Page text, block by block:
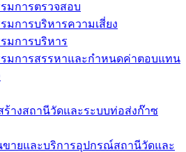
มการตรวจสอบ
มการบริหารความเสี่ยง
มการบริหาร
มการสรรหาและกำหนดค่าตอบแทน
างสถานีวัดและระบบท่อส่งก๊าซ
ขายและบริการอุปกรณ์สถานีวัดและ